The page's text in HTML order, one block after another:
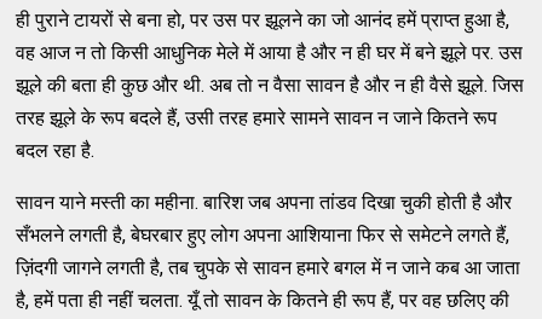
ही पुराने टायरों से बना हो, पर उस पर झूलने का जो आनंद हमें प्राप्त हुआ है,
वह आज न तो किसी आधुनिक मेले में आया है और न ही घर में बने झूले पर. उस
झूले की बता ही कुछ और थी. अब तो न वैसा सावन है और न ही वैसे झूले. जिस
तरह झूले के रूप बदले हैं, उसी तरह हमारे सामने सावन न जाने कितने रूप
बदल रहा है.
सावन याने मस्ती का महीना. बारिश जब अपना तांडव दिखा चुकी होती है और
सँभलने लगती है, बेघरबार हुए लोग अपना आशियाना फिर से समेटने लगते हैं,
ज़िंदगी जागने लगती है, तब चुपके से सावन हमारे बगल में न जाने कब आ जाता
है, हमें पता ही नहीं चलता. यूँ तो सावन के कितने ही रूप हैं, पर वह छलिए की